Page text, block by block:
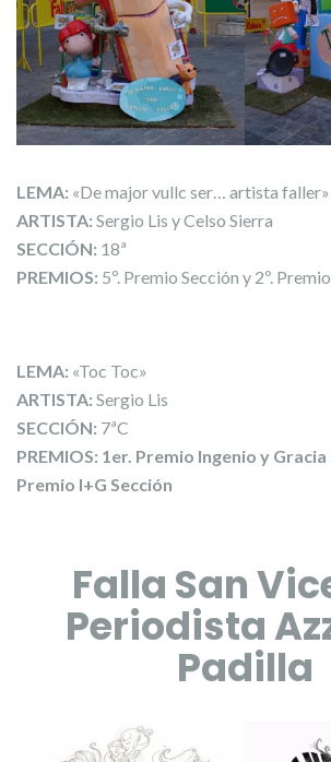
LEMA: «De major vullc ser… artista faller»
ARTISTA: Sergio Lis y Celso Sierra
SECCIÓN: 18ª
PREMIOS: 5º. Premio Sección y 2º.
LEMA: «Toc Toc»
ARTISTA: Sergio Lis
SECCIÓN: 7ªC
PREMIOS: 1er. Premio Ingenio y Gracia
Premio I+G Sección
Falla San
Periodista
Padilla